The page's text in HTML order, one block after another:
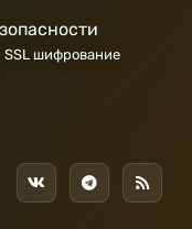
шифрование